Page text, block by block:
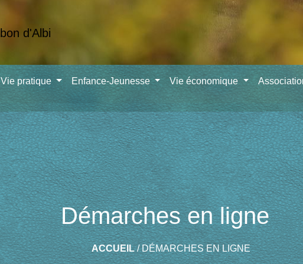
Vie pratique Enfance-Jeunesse Vie économique
Démarches en ligne
ACCUEIL/DÉMARCHES EN LIGNE